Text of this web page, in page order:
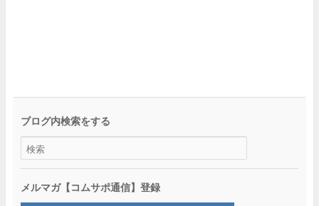
ブログ内検索をする
メルマガ【コムサポ通信】登録